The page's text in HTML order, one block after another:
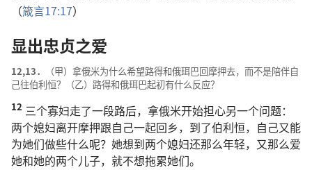
（箴言17:17）
显出忠贞之爱
12,13．
（甲）拿俄米为什么希望路得和俄珥巴回摩押去，而不是陪伴自
己往伯利恒？（乙）路得和俄珥巴起初有什么反应？
12 三个寡妇走了一段路后，拿俄米开始担心另一个问题：
两个媳妇离开摩押跟自己一起回乡，到了伯利恒，自己又能
为她们做些什么呢？她想到两个媳妇还那么年轻，又那么爱
她和她的两个儿子，就不想拖累她们。